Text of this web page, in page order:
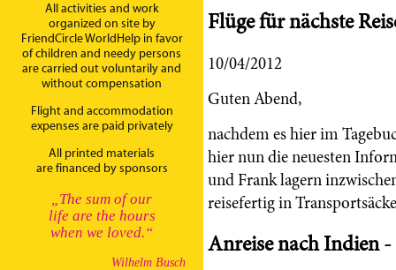
All activities and work
organized on site by
FriendCircle WorldHelp in favor
of children and needy persons
are carried out voluntarily and
without compensation
Flight and accommodation
expenses are paid privately
All printed materials
are financed by sponsors
„The sum of our
life are the hours
when we loved.“
Wilhelm Busch
Flüge für nächste
10/04/2012
Guten Abend,
nachdem es hier im
hier nun die neuesten
und Frank lagern
reisefertig in
Anreise nach Indien -